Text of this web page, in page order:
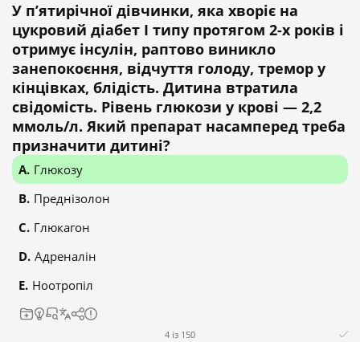
У п’ятирічної дівчинки, яка хворіє на
цукровий діабет І типу протягом 2-х років і
отримує інсулін, раптово виникло
занепокоєння, відчуття голоду, тремор у
кінцівках, блідість. Дитина втратила
свідомість. Рівень глюкози у крові — 2,2
ммоль/л. Який препарат насамперед треба
призначити дитині?
Глюкозу
Преднізолон
Глюкагон
Адреналін
Ноотропіл
4 із 150